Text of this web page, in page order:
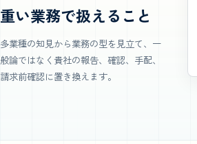
重い業務で扱えること
多業種の知見から業務の型を見立て、一
般論ではなく貴社の報告、確認、手配、
請求前確認に置き換えます。